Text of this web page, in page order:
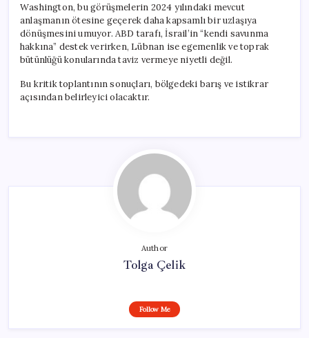
Washington, bu görüşmelerin 2024 yılındaki mevcut
anlaşmanın ötesine geçerek daha kapsamlı bir uzlaşıya
dönüşmesini umuyor. ABD tarafı, İsrail’in “kendi savunma
hakkına” destek verirken, Lübnan ise egemenlik ve toprak
bütünlüğü konularında taviz vermeye niyetli değil.
Bu kritik toplantının sonuçları, bölgedeki barış ve istikrar
açısından belirleyici olacaktır.
Author
Tolga Çelik
Follow Me